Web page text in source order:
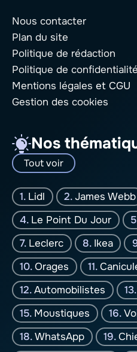
Nous contacter
Plan du site
Politique de rédaction
Politique de confidentialité
Mentions légales et CGU
Gestion des cookies
Nos
Tout voir
Lidl James Webb
Le Point Du Jour
Leclerc
Ikea
Orages
Automobilistes
Moustiques
WhatsApp